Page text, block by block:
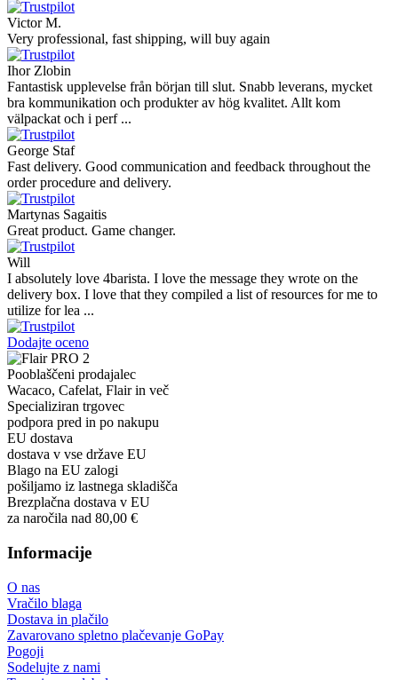
Victor M.
Very professional, fast shipping, will buy again
Ihor Zlobin
Fantastisk upplevelse från början till slut. Snabb leverans, mycket
bra kommunikation och produkter av hög kvalitet. Allt kom
välpackat och i perf ...
George Staf
Fast delivery. Good communication and feedback throughout the
order procedure and delivery.
Martynas Sagaitis
Great product. Game changer.
Will
I absolutely love 4barista. I love the message they wrote on the
delivery box. I love that they compiled a list of resources for me to
utilize for lea ...
Dodajte oceno
Pooblaščeni prodajalec
Wacaco, Cafelat, Flair in več
Specializiran trgovec
podpora pred in po nakupu
EU dostava
dostava v vse države EU
Blago na EU zalogi
pošiljamo iz lastnega skladišča
Brezplačna dostava v EU
za naročila nad 80,00 €
Informacije
O nas
Vračilo blaga
Dostava in plačilo
Zavarovano spletno plačevanje GoPay
Pogoji
Sodelujte z nami